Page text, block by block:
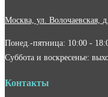
Москва, ул. Волочаевская,
Понед.-пятница: 10:00 -
Суббота и воскресенье:
Контакты